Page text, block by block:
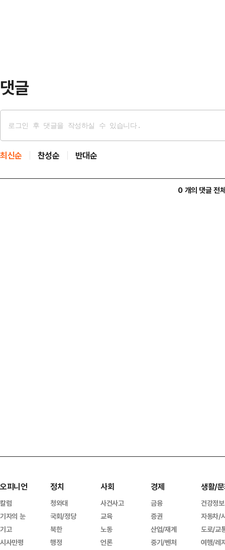
댓글
최신순 찬성순 반대순
0 개의 댓글 전
오피니언
칼럼
기자의 눈
기고
시사만평
정치
청와대
국회/정당
북한
행정
사회
사건사고
교육
노동
언론
경제
금융
증권
산업/재계
중기/벤처
생활/
건강정보
자동차/
도로/교
여행/레